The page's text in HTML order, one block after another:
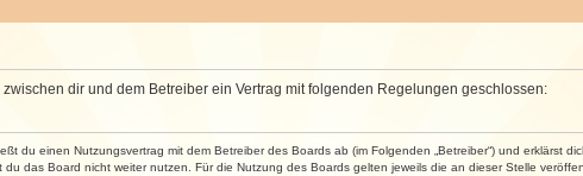
zwischen dir und dem Betreiber ein Vertrag mit folgenden Regelungen geschlossen:
du einen Nutzungsvertrag mit dem Betreiber des Boards ab (im Folgenden „Betreiber“) und erklärst
das Board nicht weiter nutzen. Für die Nutzung des Boards gelten jeweils die an dieser Stelle